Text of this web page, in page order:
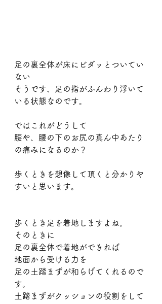
足の裏全体が床にビダッとついてい
ない
そうです、足の指がふんわり浮いて
いる状態なのです。
ではこれがどうして
腰や、腰の下のお尻の真ん中あたり
の痛みになるのか？
歩くときを想像して頂くと分かりや
すいと思います。
歩くとき足を着地しますよね。
そのときに
足の裏全体で着地ができれば
地面から受ける力を
足の土踏まずが和らげてくれるので
す。
土踏まずがクッションの役割をして